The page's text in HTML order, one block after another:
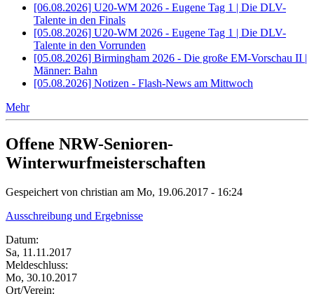
[06.08.2026] U20-WM 2026 - Eugene Tag 1 | Die DLV-
Talente in den Finals
[05.08.2026] U20-WM 2026 - Eugene Tag 1 | Die DLV-
Talente in den Vorrunden
[05.08.2026] Birmingham 2026 - Die große EM-Vorschau II |
Männer: Bahn
[05.08.2026] Notizen - Flash-News am Mittwoch
Mehr
Offene NRW-Senioren-
Winterwurfmeisterschaften
Gespeichert von christian am Mo, 19.06.2017 - 16:24
Ausschreibung und Ergebnisse
Datum:
Sa, 11.11.2017
Meldeschluss:
Mo, 30.10.2017
Ort/Verein: